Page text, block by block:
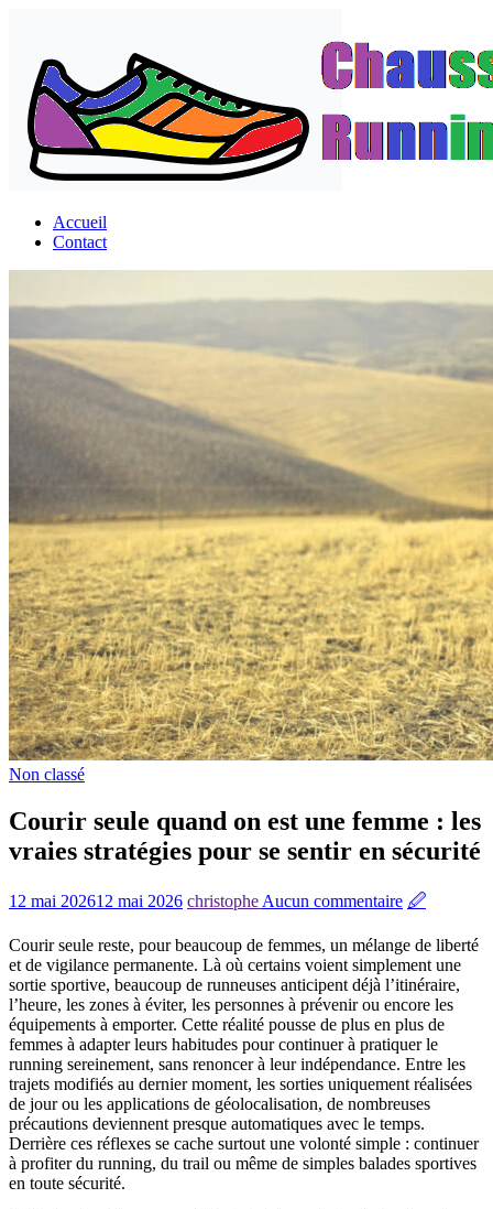
contenu
Accueil
Contact
Non classé
Courir seule quand on est une femme : les
vraies stratégies pour se sentir en sécurité
12 mai 202612 mai 2026 christophe Aucun commentaire 🖉
Courir seule reste, pour beaucoup de femmes, un mélange de liberté
et de vigilance permanente. Là où certains voient simplement une
sortie sportive, beaucoup de runneuses anticipent déjà l’itinéraire,
l’heure, les zones à éviter, les personnes à prévenir ou encore les
équipements à emporter. Cette réalité pousse de plus en plus de
femmes à adapter leurs habitudes pour continuer à pratiquer le
running sereinement, sans renoncer à leur indépendance. Entre les
trajets modifiés au dernier moment, les sorties uniquement réalisées
de jour ou les applications de géolocalisation, de nombreuses
précautions deviennent presque automatiques avec le temps.
Derrière ces réflexes se cache surtout une volonté simple : continuer
à profiter du running, du trail ou même de simples balades sportives
en toute sécurité.